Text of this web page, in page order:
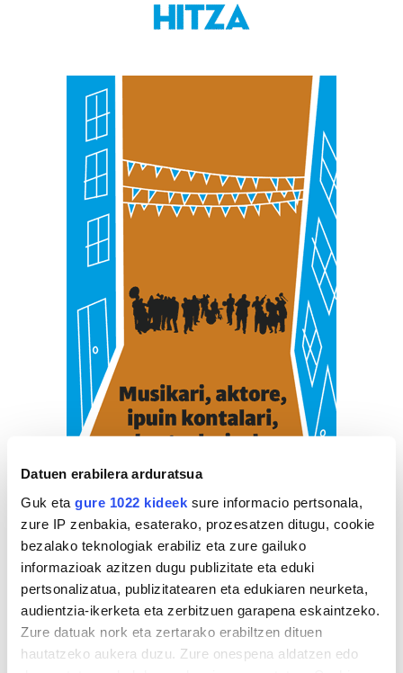
Datuen erabilera arduratsua
Guk eta gure 1022 kideek sure informacio pertsonala,
zure IP zenbakia, esaterako, prozesatzen ditugu, cookie
bezalako teknologiak erabiliz eta zure gailuko
informazioak azitzen dugu publizitate eta eduki
pertsonalizatua, publizitatearen eta edukiaren neurketa,
audientzia-ikerketa eta zerbitzuen garapena eskaintzeko.
Zure datuak nork eta zertarako erabiltzen dituen
hautatzeko aukera duzu. Zure onespena aldatzen edo
ZERBITZU GIDA